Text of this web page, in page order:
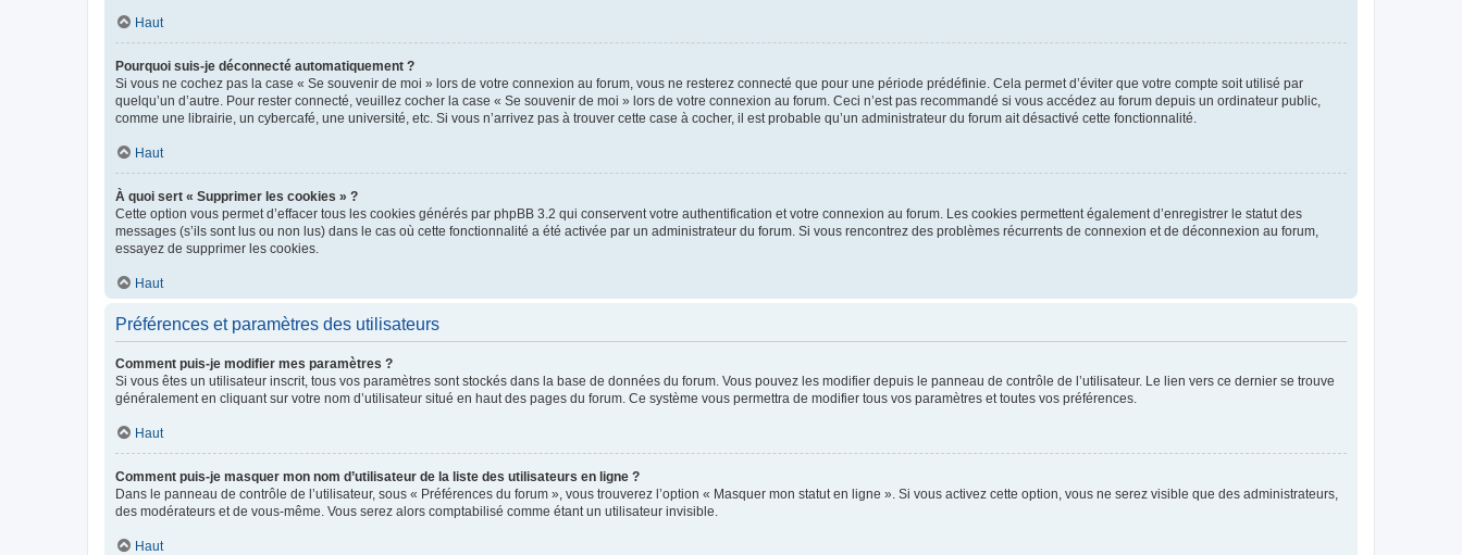
Haut
Pourquoi suis-je déconnecté automatiquement ?
Si vous ne cochez pas la case « Se souvenir de moi » lors de votre connexion au forum, vous ne resterez connecté que pour une période prédéfinie. Cela permet d’éviter que votre compte soit utilisé par
quelqu’un d’autre. Pour rester connecté, veuillez cocher la case « Se souvenir de moi » lors de votre connexion au forum. Ceci n’est pas recommandé si vous accédez au forum depuis un ordinateur public,
comme une librairie, un cybercafé, une université, etc. Si vous n’arrivez pas à trouver cette case à cocher, il est probable qu’un administrateur du forum ait désactivé cette fonctionnalité.
Haut
À quoi sert « Supprimer les cookies » ?
Cette option vous permet d’effacer tous les cookies générés par phpBB 3.2 qui conservent votre authentification et votre connexion au forum. Les cookies permettent également d’enregistrer le statut des
messages (s’ils sont lus ou non lus) dans le cas où cette fonctionnalité a été activée par un administrateur du forum. Si vous rencontrez des problèmes récurrents de connexion et de déconnexion au forum,
essayez de supprimer les cookies.
Haut
Préférences et paramètres des utilisateurs
Comment puis-je modifier mes paramètres ?
Si vous êtes un utilisateur inscrit, tous vos paramètres sont stockés dans la base de données du forum. Vous pouvez les modifier depuis le panneau de contrôle de l’utilisateur. Le lien vers ce dernier se trouve
généralement en cliquant sur votre nom d’utilisateur situé en haut des pages du forum. Ce système vous permettra de modifier tous vos paramètres et toutes vos préférences.
Haut
Comment puis-je masquer mon nom d’utilisateur de la liste des utilisateurs en ligne ?
Dans le panneau de contrôle de l’utilisateur, sous « Préférences du forum », vous trouverez l’option « Masquer mon statut en ligne ». Si vous activez cette option, vous ne serez visible que des administrateurs,
des modérateurs et de vous-même. Vous serez alors comptabilisé comme étant un utilisateur invisible.
Haut